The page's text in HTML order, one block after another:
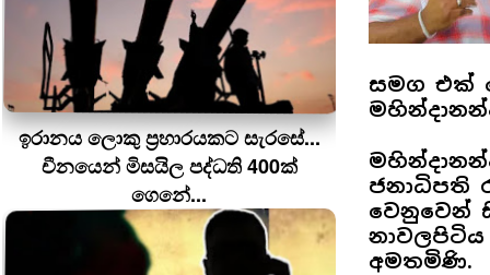
ඉරානය ලොකු ප‍්‍රහාරයකට සැරසේ...
චීනයෙන් මිසයිල පද්ධති 400ක්
ගෙනේ...
සමග එක්
ජනාධිපති
වෙනුවෙන්
නාවලපිටිය
අමතමිණි.